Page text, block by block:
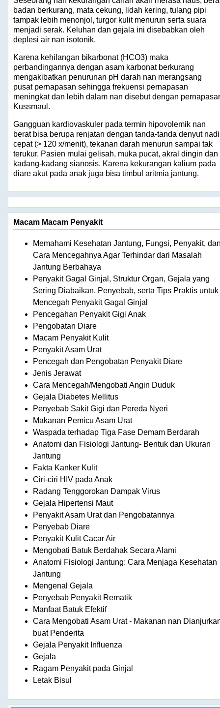
badan berkurang, mata cekung, lidah kering, tulang pipi
tampak lebih menonjol, turgor kulit menurun serta suara
menjadi serak. Keluhan dan gejala ini disebabkan oleh
deplesi air nan isotonik.
Karena kehilangan bikarbonat (HCO3) maka
perbandingannya dengan asam karbonat berkurang
mengakibatkan penurunan pH darah nan merangsang
pusat pernapasan sehingga frekuensi pernapasan
meningkat dan lebih dalam nan disebut dengan
Kussmaul.
Gangguan kardiovaskuler pada termin hipovolemik nan
berat bisa berupa renjatan dengan tanda-tanda denyut nadi
cepat (> 120 x/menit), tekanan darah menurun sampai tak
terukur. Pasien mulai gelisah, muka pucat, akral dingin dan
kadang-kadang sianosis. Karena kekurangan kalium pada
diare akut pada anak juga bisa timbul aritmia jantung.
Macam Macam Penyakit
Memahami Kesehatan Jantung, Fungsi, Penyakit,
Cara Mencegahnya Agar Terhindar dari Masalah
Jantung Berbahaya
Penyakit Gagal Ginjal, Struktur Organ, Gejala yang
Sering Diabaikan, Penyebab, serta Tips Praktis untuk
Mencegah Penyakit Gagal Ginjal
Pencegahan Penyakit Gigi Anak
Pengobatan Diare
Macam Penyakit Kulit
Penyakit Asam Urat
Pencegah dan Pengobatan Penyakit Diare
Jenis Jerawat
Cara Mencegah/Mengobati Angin Duduk
Gejala Diabetes Mellitus
Penyebab Sakit Gigi dan Pereda Nyeri
Makanan Pemicu Asam Urat
Waspada terhadap Tiga Fase Demam Berdarah
Anatomi dan Fisiologi Jantung- Bentuk dan Ukuran
Jantung
Fakta Kanker Kulit
Ciri-ciri HIV pada Anak
Radang Tenggorokan Dampak Virus
Gejala Hipertensi Maut
Penyakit Asam Urat dan Pengobatannya
Penyebab Diare
Penyakit Kulit Cacar Air
Mengobati Batuk Berdahak Secara Alami
Anatomi Fisiologi Jantung: Cara Menjaga Kesehatan
Jantung
Mengenal Gejala
Penyebab Penyakit Rematik
Manfaat Batuk Efektif
Cara Mengobati Asam Urat - Makanan nan
buat Penderita
Gejala Penyakit Influenza
Gejala
Ragam Penyakit pada Ginjal
Letak Bisul